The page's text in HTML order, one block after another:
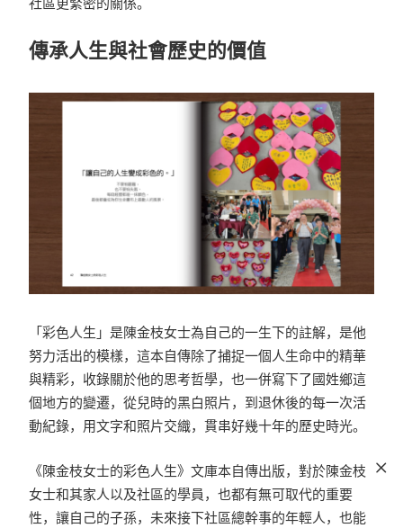
社區更緊密的關係。
傳承人生與社會歷史的價值
「彩色人生」是陳金枝女士為自己的一生下的註解，是他
努力活出的模樣，這本自傳除了捕捉一個人生命中的精華
與精彩，收錄關於他的思考哲學，也一併寫下了國姓鄉這
個地方的變遷，從兒時的黑白照片，到退休後的每一次活
動紀錄，用文字和照片交織，貫串好幾十年的歷史時光。
《陳金枝女士的彩色人生》文庫本自傳出版，對於陳金枝
女士和其家人以及社區的學員，也都有無可取代的重要
性，讓自己的子孫，未來接下社區總幹事的年輕人，也能